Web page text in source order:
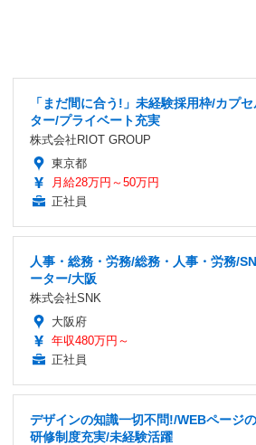
「まだ間に合う!」未経験採用枠/カプ
ター/プライベート充実
株式会社RIOT GROUP
東京都
月給28万円～50万円
正社員
人事・総務・労務/総務・人事・労務/
ーター/大阪
株式会社SNK
大阪府
年収480万円～
正社員
デザインの知識一切不問!/WEBページ
研修制度充実/未経験活躍